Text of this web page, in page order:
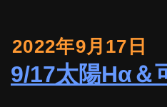
2022年9月17日
9/17太陽Hα＆